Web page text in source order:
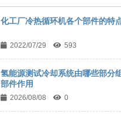
化工厂冷热循环机各个部件的特
2022/07/29 593
氢能源测试冷却系统由哪些部分
部件作用
2026/08/08 0